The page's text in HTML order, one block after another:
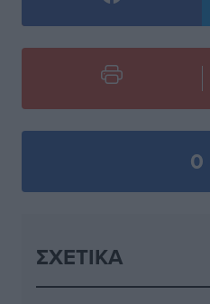
0
ΣΧΕΤΙΚΆ